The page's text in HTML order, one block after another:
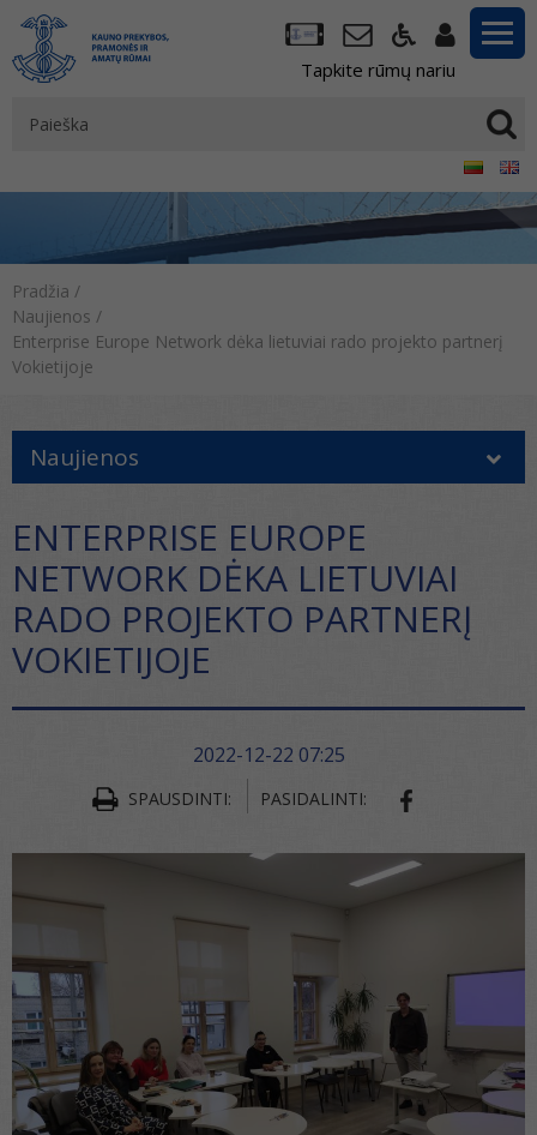
Tapkite rūmų nariu
Pradžia /
Naujienos /
Enterprise Europe Network dėka lietuviai rado projekto partnerį
Vokietijoje
Naujienos
ENTERPRISE EUROPE
NETWORK DĖKA LIETUVIAI
RADO PROJEKTO PARTNERĮ
VOKIETIJOJE
2022-12-22 07:25
SPAUSDINTI: PASIDALINTI: